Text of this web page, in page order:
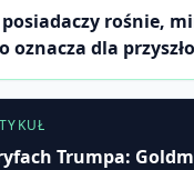
posiadaczy rośnie,
oznacza dla
Trumpa: